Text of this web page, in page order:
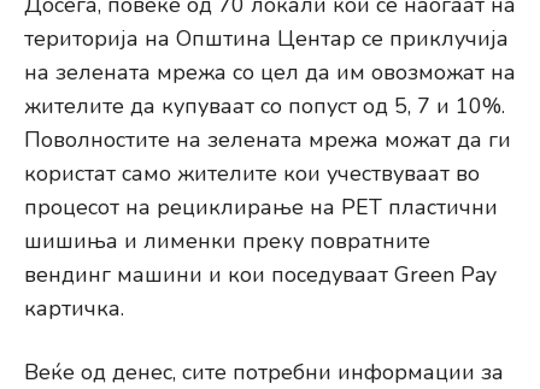
територија на Општина Центар се приклучија
на зелената мрежа со цел да им овозможат на
жителите да купуваат со попуст од 5, 7 и 10%.
Поволностите на зелената мрежа можат да ги
користат само жителите кои учествуваат во
процесот на рециклирање на PET пластични
шишиња и лименки преку повратните
вендинг машини и кои поседуваат Green Pay
картичка.
Веќе од денес, сите потребни информации за